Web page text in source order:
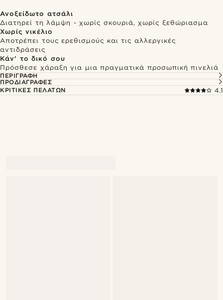
Ανοξείδωτο ατσάλι
Διατηρεί τη λάμψη - χωρίς σκουριά, χωρίς ξεθώριασμα
Χωρίς νικέλιο
Αποτρέπει τους ερεθισμούς και τις αλλεργικές
αντιδράσεις
Κάν' το δικό σου
Πρόσθεσε χάραξη για μια πραγματικά προσωπική πινελιά
ΠΕΡΙΓΡΑΦΉ
ΠΡΟΔΙΑΓΡΑΦΈΣ
ΚΡΙΤΙΚΈΣ ΠΕΛΑΤΏΝ
4.1